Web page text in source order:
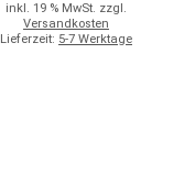
inkl. 19 % MwSt. zzgl.
Versandkosten
Lieferzeit: 5-7 Werktage